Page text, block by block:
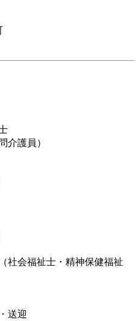
介護員）
社会福祉士・精神保健福祉
送迎